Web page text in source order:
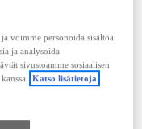
jokaisessa
ja Toyota
voimme personoida sisältöä
ja analysoida
sivustoamme sosiaalisen
Katso lisätietoja